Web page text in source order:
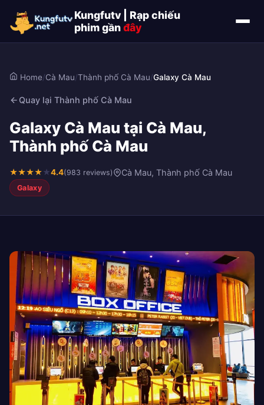
Kungfutv | Rạp chiếu
phim gầnđây
Home/Cà Mau/Thành phố Cà Mau/Galaxy Cà Mau
Quay lại Thành phố Cà Mau
Galaxy Cà Mau tại Cà Mau,
Thành phố Cà Mau
★★★★★4.4(983 reviews) Cà Mau, Thành phố Cà Mau
Galaxy